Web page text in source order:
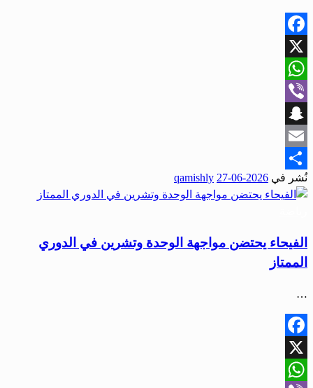
Facebook
X
WhatsApp
Viber
Snapchat
Email
Share
نُشر في 2026-06-27
qamishly
الفيحاء يحتضن مواجهة الوحدة وتشرين في الدوري
الممتاز
…
Facebook
X